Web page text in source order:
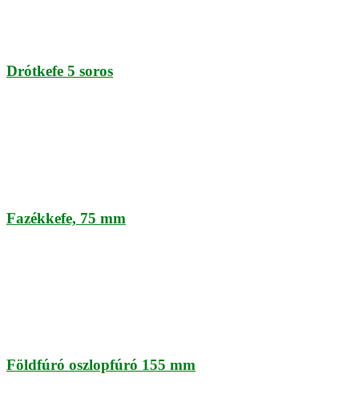
Drótkefe 5 soros
Fazékkefe, 75 mm
Földfúró oszlopfúró 155 mm